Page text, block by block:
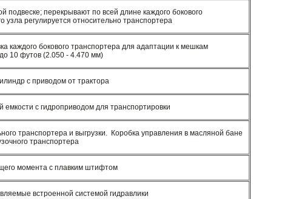
подвеске; перекрывают по всей длине каждого бокового
регулируется относительно транспортера
каждого бокового транспортера для адаптации к мешкам
10 футов (2.050 - 4.470 мм)
с приводом от трактора
с гидроприводом для транспортировки
транспортера и выгрузки. Коробка управления в масляной бане
транспортера
момента с плавким штифтом
встроенной системой гидравлики